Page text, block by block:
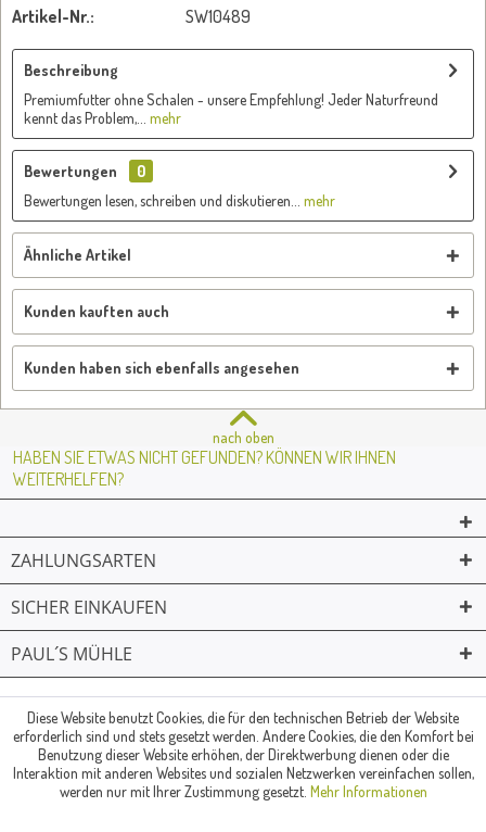
Artikel-Nr.: SW10489
Beschreibung
Premiumfutter ohne Schalen - unsere Empfehlung! Jeder Naturfreund
kennt das Problem,...
mehr
Bewertungen
0
Bewertungen lesen, schreiben und diskutieren...
mehr
Ähnliche Artikel
Kunden kauften auch
Kunden haben sich ebenfalls angesehen
nach oben
HABEN SIE ETWAS NICHT GEFUNDEN? KÖNNEN WIR IHNEN
WEITERHELFEN?
ZAHLUNGSARTEN
SICHER EINKAUFEN
PAUL´S MÜHLE
© Paul's Mühle | Inhaber: Christof Paul e.K. | Westring 2 | 45659
Recklinghausen
Fax: 02361 -28831 | E-Mail: info@pauls-muehle.de
Diese Website benutzt Cookies, die für den technischen Betrieb der Website
erforderlich sind und stets gesetzt werden. Andere Cookies, die den Komfort bei
Benutzung dieser Website erhöhen, der Direktwerbung dienen oder die
Interaktion mit anderen Websites und sozialen Netzwerken vereinfachen sollen,
werden nur mit Ihrer Zustimmung gesetzt. Mehr Informationen